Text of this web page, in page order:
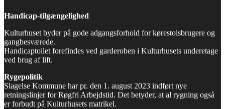
Handicap-tilgængelighed
Kulturhuset byder på gode adgangsforhold for kørestolsbrugere og
gangbesværede.
Handicaptoilet forefindes ved garderoben i Kulturhusets underetage
ved brug af lift.
Rygepolitik
Slagelse Kommune har pr. den 1. august 2023 indført nye
retningslinjer for Røgfri Arbejdstid. Det betyder, at al rygning også
er forbudt på Kulturhusets matrikel.